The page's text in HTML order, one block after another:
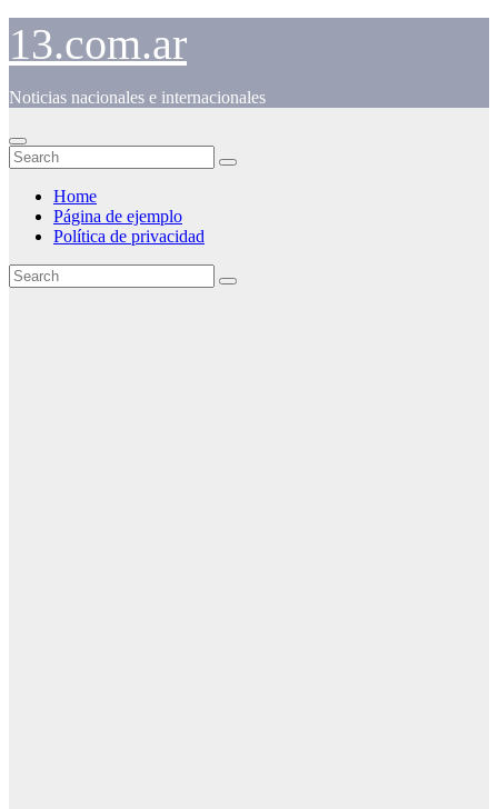
Skip
content
13.com.ar
Noticias nacionales e internacionales
Home
Página de ejemplo
Política de privacidad